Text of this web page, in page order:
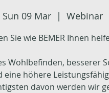
Sun 09 Mar
  |
Webinar
Sie wie BEMER Ihnen
Wohlbefinden, besserer
eine höhere
davon werden wir